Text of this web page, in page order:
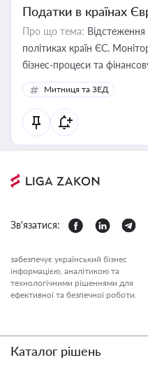
Податки в країнах
Про що тема: Відстеження
політиках країн ЄС.
бізнес-процеси та
Митниця та ЗЕД
Зв'язатися:
забезпечує український бізнес
інформацією, аналітикою та
технологічними рішеннями для
ефективної та безпечної роботи.
Каталог рішень